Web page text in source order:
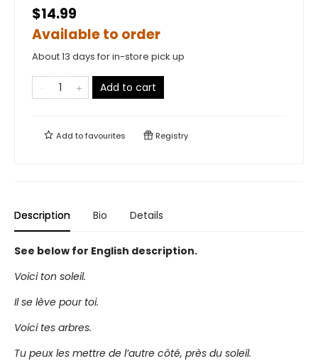
$14.99
Available to order
About 13 days for in-store pick up
Add to cart
Add tofavourites Registry
Description Bio Details
See below for English description.
Voici ton soleil.
Il se lève pour toi.
Voici tes arbres.
Tu peux les mettre de l’autre côté, près du soleil.